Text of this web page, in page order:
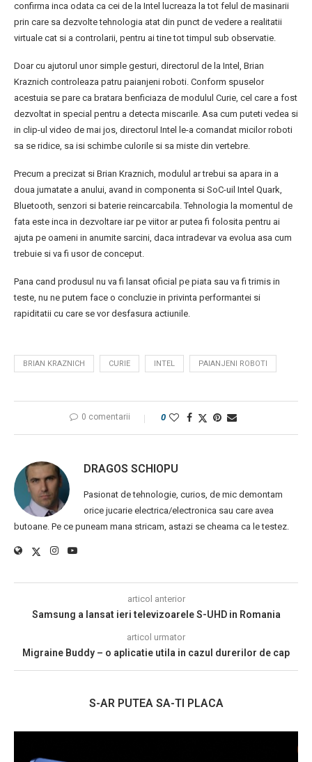
confirma inca odata ca cei de la Intel lucreaza la tot felul de masinarii
prin care sa dezvolte tehnologia atat din punct de vedere a realitatii
virtuale cat si a controlarii, pentru ai tine tot timpul sub observatie.
Doar cu ajutorul unor simple gesturi, directorul de la Intel, Brian
Kraznich controleaza patru paianjeni roboti. Conform spuselor
acestuia se pare ca bratara benficiaza de modulul Curie, cel care a fost
dezvoltat in special pentru a detecta miscarile. Asa cum puteti vedea si
in clip-ul video de mai jos, directorul Intel le-a comandat micilor roboti
sa se ridice, sa isi schimbe culorile si sa miste din vertebre.
Precum a precizat si Brian Kraznich, modulul ar trebui sa apara in a
doua jumatate a anului, avand in componenta si SoC-uil Intel Quark,
Bluetooth, senzori si baterie reincarcabila. Tehnologia la momentul de
fata este inca in dezvoltare iar pe viitor ar putea fi folosita pentru ai
ajuta pe oameni in anumite sarcini, daca intradevar va evolua asa cum
trebuie si va fi usor de conceput.
Pana cand produsul nu va fi lansat oficial pe piata sau va fi trimis in
teste, nu ne putem face o concluzie in privinta performantei si
rapiditatii cu care se vor desfasura actiunile.
BRIAN KRAZNICH CURIE INTEL PAIANJENI ROBOTI
0 comentarii 0
DRAGOS SCHIOPU
Pasionat de tehnologie, curios, de mic demontam
orice jucarie electrica/electronica sau care avea
butoane. Pe ce puneam mana stricam, astazi se cheama ca le testez.
articol anterior
Samsung a lansat ieri televizoarele S-UHD in Romania
articol urmator
Migraine Buddy – o aplicatie utila in cazul durerilor de cap
S-AR PUTEA SA-TI PLACA